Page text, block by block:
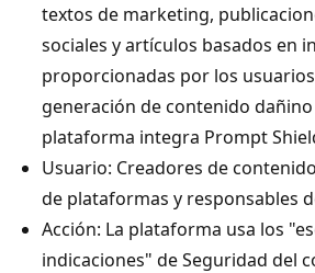
textos de marketing,
sociales y artículos basados en
proporcionadas por los
generación de contenido
plataforma integra Prompt
Usuario: Creadores de
de plataformas y responsables
Acción: La plataforma usa los
indicaciones" de Seguridad del